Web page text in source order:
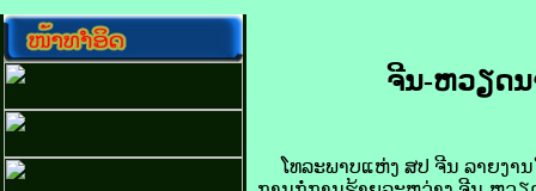
ຈີນ-ຫວຽດນ
ໂທລະພາບ​ແຫ່ງ ​ສປ ຈີນ ລາຍ​ງານ​